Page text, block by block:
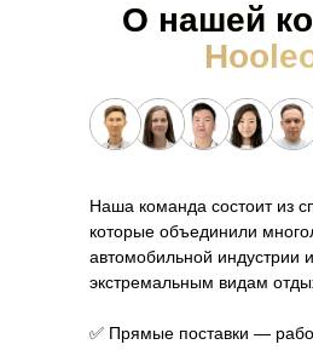
Наша команда состоит из
которые объединили
автомобильной индустрии и
экстремальным видам
✅ Прямые поставки —
О нашей